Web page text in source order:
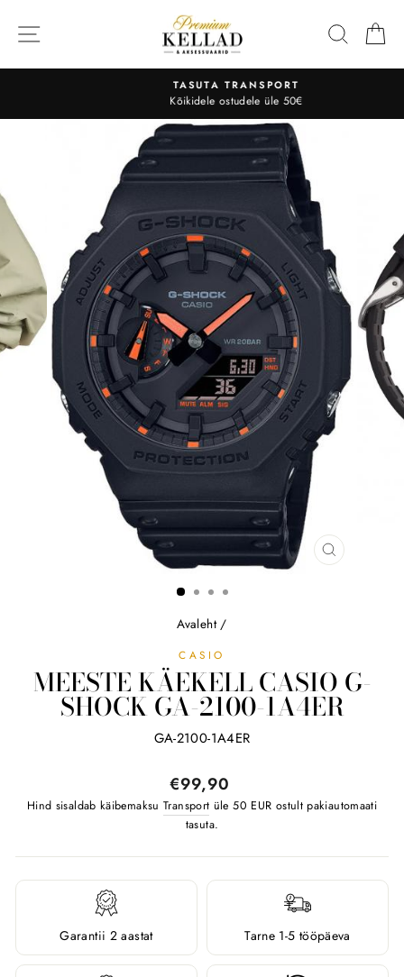
sisu
OTSI
TASUTA TRANSPORT
Kõikidele ostudele üle 50€
SULGE
Avaleht /
CASIO
MEESTE KÄEKELL CASIO G-
SHOCK GA-2100-1A4ER
GA-2100-1A4ER
Tavahind
€99,90
Hind sisaldab käibemaksuTransport üle 50 EUR ostult pakiautomaati
tasuta.
Garantii 2 aastat Tarne 1-5 tööpäeva